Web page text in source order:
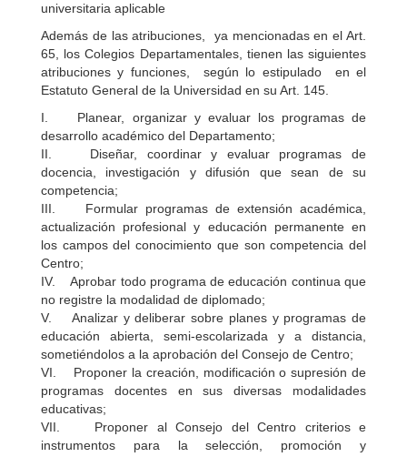
universitaria aplicable
Además de las atribuciones, ya mencionadas en el Art.
65, los Colegios Departamentales, tienen las siguientes
atribuciones y funciones, según lo estipulado en el
Estatuto General de la Universidad en su Art. 145.
I. Planear, organizar y evaluar los programas de
desarrollo académico del Departamento;
II. Diseñar, coordinar y evaluar programas de
docencia, investigación y difusión que sean de su
competencia;
III. Formular programas de extensión académica,
actualización profesional y educación permanente en
los campos del conocimiento que son competencia del
Centro;
IV. Aprobar todo programa de educación continua que
no registre la modalidad de diplomado;
V. Analizar y deliberar sobre planes y programas de
educación abierta, semi-escolarizada y a distancia,
sometiéndolos a la aprobación del Consejo de Centro;
VI. Proponer la creación, modificación o supresión de
programas docentes en sus diversas modalidades
educativas;
VII. Proponer al Consejo del Centro criterios e
instrumentos para la selección, promoción y